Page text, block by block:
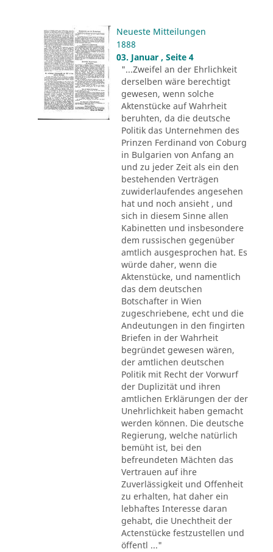
Neueste Mitteilungen
1888
03. Januar , Seite 4
"...Zweifel an der Ehrlichkeit
derselben wäre berechtigt
gewesen, wenn solche
Aktenstücke auf Wahrheit
beruhten, da die deutsche
Politik das Unternehmen des
Prinzen Ferdinand von Coburg
in Bulgarien von Anfang an
und zu jeder Zeit als ein den
bestehenden Verträgen
zuwiderlaufendes angesehen
hat und noch ansieht , und
sich in diesem Sinne allen
Kabinetten und insbesondere
dem russischen gegenüber
amtlich ausgesprochen hat. Es
würde daher, wenn die
Aktenstücke, und namentlich
das dem deutschen
Botschafter in Wien
zugeschriebene, echt und die
Andeutungen in den fingirten
Briefen in der Wahrheit
begründet gewesen wären,
der amtlichen deutschen
Politik mit Recht der Vorwurf
der Duplizität und ihren
amtlichen Erklärungen der der
Unehrlichkeit haben gemacht
werden können. Die deutsche
Regierung, welche natürlich
bemüht ist, bei den
befreundeten Mächten das
Vertrauen auf ihre
Zuverlässigkeit und Offenheit
zu erhalten, hat daher ein
lebhaftes Interesse daran
gehabt, die Unechtheit der
Actenstücke festzustellen und
öffentl ..."